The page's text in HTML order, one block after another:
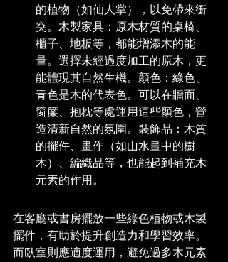
的植物（如仙人掌），以免帶來衝
突。木製家具：原木材質的桌椅、
櫃子、地板等，都能增添木的能
量。選擇未經過度加工的原木，更
能體現其自然生機。顏色：綠色、
青色是木的代表色。可以在牆面、
窗簾、抱枕等處運用這些顏色，營
造清新自然的氛圍。裝飾品：木質
的擺件、畫作（如山水畫中的樹
木）、編織品等，也能起到補充木
元素的作用。
在客廳或書房擺放一些綠色植物或木製
擺件，有助於提升創造力和學習效率。
而臥室則應適度運用，避免過多木元素